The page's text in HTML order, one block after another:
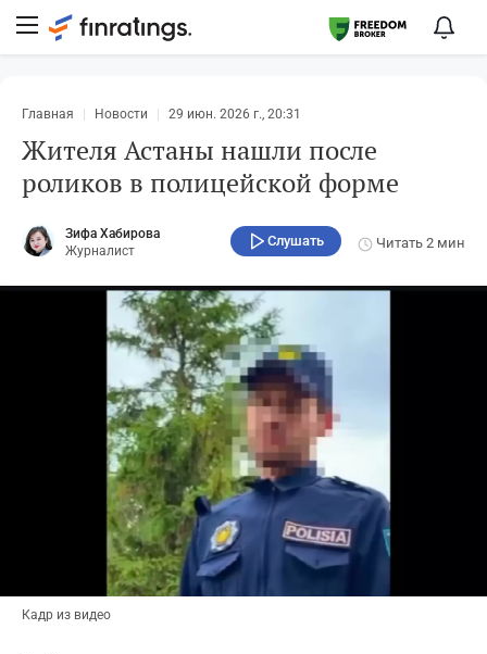
Главная Новости 29 июн. 2026 г., 20:31
Жителя Астаны нашли после
роликов в полицейской форме
Зифа Хабирова
Журналист
Слушать Читать 2 мин
Кадр из видео